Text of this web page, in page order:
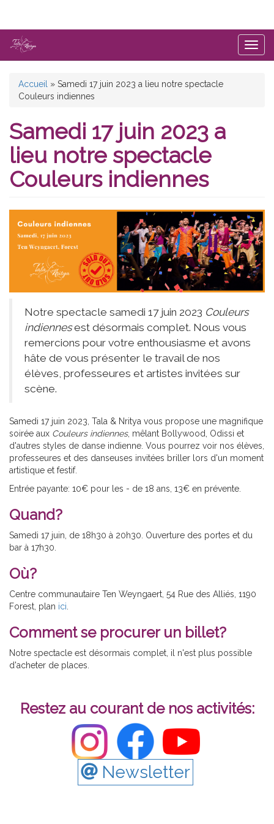
contenu
principal
Vous
êtes
ici
Accueil » Samedi 17 juin 2023 a lieu notre spectacle
Couleurs indiennes
Samedi 17 juin 2023 a
lieu notre spectacle
Couleurs indiennes
Notre spectacle samedi 17 juin 2023 Couleurs
indiennesest désormais complet. Nous vous
remercions pour votre enthousiasme et avons
hâte de vous présenter le travail de nos
élèves, professeures et artistes invitées sur
scène.
Samedi 17 juin 2023, Tala & Nritya vous propose une magnifique
soirée aux Couleurs indiennes, mêlant Bollywood, Odissi et
d'autres styles de danse indienne. Vous pourrez voir nos élèves,
professeures et des danseuses invitées briller lors d'un moment
artistique et festif.
Entrée payante: 10€ pour les - de 18 ans, 13€ en prévente.
Quand?
Samedi 17 juin, de 18h30 à 20h30. Ouverture des portes et du
bar à 17h30.
Où?
Centre communautaire Ten Weyngaert, 54 Rue des Alliés, 1190
Forest, plan ici
Comment se procurer un billet?
Notre spectacle est désormais complet, il n'est plus possible
d'acheter de places.
Restez au courant de nos activités:
Newsletter